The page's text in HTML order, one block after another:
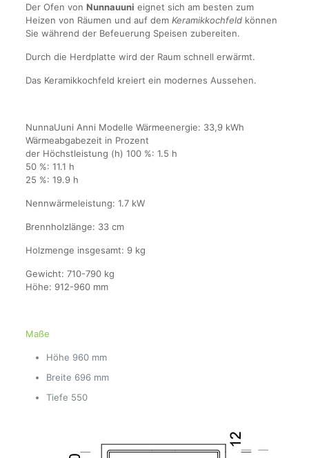
Der Ofen von Nunnauuni eignet sich am besten zum
Heizen von Räumen und auf dem Keramikkochfeldkönnen
Sie während der Befeuerung Speisen zubereiten.
Durch die Herdplatte wird der Raum schnell erwärmt.
Das Keramikkochfeld kreiert ein modernes Aussehen.
NunnaUuni Anni Modelle Wärmeenergie: 33,9 kWh
Wärmeabgabezeit in Prozent
der Höchstleistung (h) 100 %: 1.5 h
50 %: 11.1 h
25 %: 19.9 h
Nennwärmeleistung: 1.7 kW
Brennholzlänge: 33 cm
Holzmenge insgesamt: 9 kg
Gewicht: 710-790 kg
Höhe: 912-960 mm
Maße
Höhe 960 mm
Breite 696 mm
Tiefe 550